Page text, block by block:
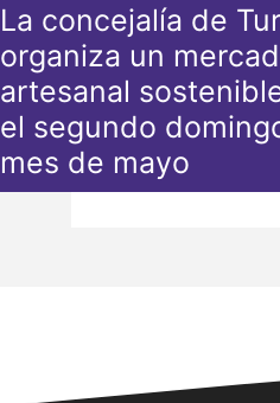
La concejalía de
organiza un
artesanal
el segundo
mes de mayo